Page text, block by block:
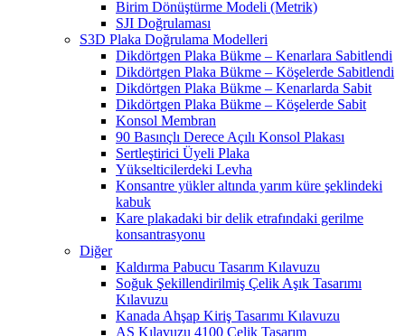
Birim Dönüştürme Modeli (Metrik)
SJI Doğrulaması
S3D Plaka Doğrulama Modelleri
Dikdörtgen Plaka Bükme – Kenarlara Sabitlendi
Dikdörtgen Plaka Bükme – Köşelerde Sabitlendi
Dikdörtgen Plaka Bükme – Kenarlarda Sabit
Dikdörtgen Plaka Bükme – Köşelerde Sabit
Konsol Membran
90 Basınçlı Derece Açılı Konsol Plakası
Sertleştirici Üyeli Plaka
Yükselticilerdeki Levha
Konsantre yükler altında yarım küre şeklindeki
kabuk
Kare plakadaki bir delik etrafındaki gerilme
konsantrasyonu
Diğer
Kaldırma Pabucu Tasarım Kılavuzu
Soğuk Şekillendirilmiş Çelik Aşık Tasarımı
Kılavuzu
Kanada Ahşap Kiriş Tasarımı Kılavuzu
AS Kılavuzu 4100 Çelik Tasarım